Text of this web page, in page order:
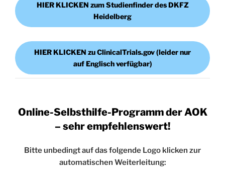
HIER KLICKEN zum Studienfinder des DKFZ
Heidelberg
HIER KLICKEN zu ClinicalTrials.gov (leider nur
auf Englisch verfügbar)
Online-Selbsthilfe-Programm der AOK
– sehr empfehlenswert!
Bitte unbedingt auf das folgende Logo klicken zur
automatischen Weiterleitung: